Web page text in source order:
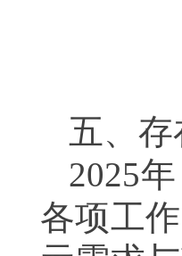
五、
2025
各项工